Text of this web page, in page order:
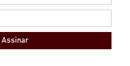
Assinar